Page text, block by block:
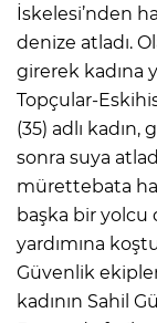
İskelesi’nden
denize atladı.
girerek kadına
Topçular-
(35) adlı kadın,
sonra suya
mürettebata
başka bir yolcu
yardımına
Güvenlik
kadının Sahil